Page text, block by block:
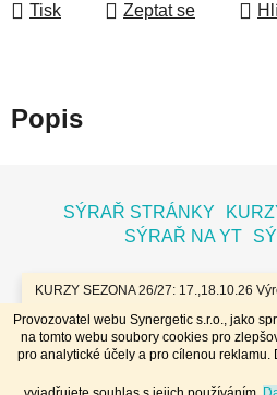
Provozovatel webu Synergetic s.r.o., jako
na tomto webu soubory cookies pro
pro analytické účely a pro cílenou reklamu.
KURZY SEZONA 26/27: 17.,18.10.26
7.11.26 Bochníky - tvrdé zrající sýry /
a Tvaroh + Hnětené a Tažené sýry/
20.,21.3.27 Výroba sýrů - 9 kroků /
plísní / 11.4.27 Bochníky - tvrdé zrající
dny - komplet // Přihlášky na
Tisk Zeptat se
Popis
SÝRAŘ STRÁNKY
SÝRAŘ NA YT
Vytvořil